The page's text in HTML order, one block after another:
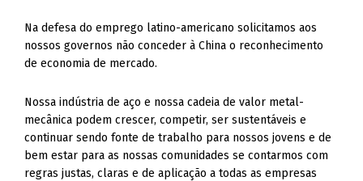
Na defesa do emprego latino-americano solicitamos aos
nossos governos não conceder à China o reconhecimento
de economia de mercado.
Nossa indústria de aço e nossa cadeia de valor metal-
mecânica podem crescer, competir, ser sustentáveis e
continuar sendo fonte de trabalho para nossos jovens e de
bem estar para as nossas comunidades se contarmos com
regras justas, claras e de aplicação a todas as empresas